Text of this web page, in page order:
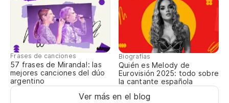
Frases de canciones
57 frases de Miranda!: las
mejores canciones del dúo
argentino
Biografías
Quién es Melody de
Eurovisión 2025: todo sobre
la cantante española
Ver más en el blog